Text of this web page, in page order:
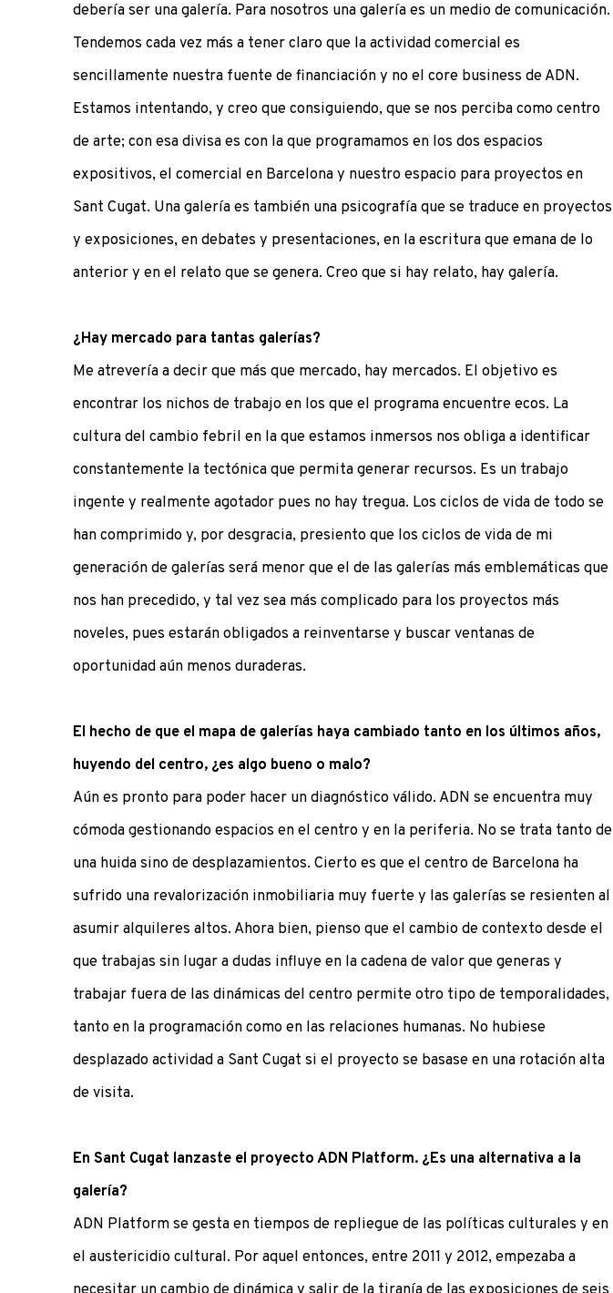
debería ser una galería. Para nosotros una galería es un medio de comunicación.
Tendemos cada vez más a tener claro que la actividad comercial es
sencillamente nuestra fuente de financiación y no el core business de ADN.
Estamos intentando, y creo que consiguiendo, que se nos perciba como centro
de arte; con esa divisa es con la que programamos en los dos espacios
expositivos, el comercial en Barcelona y nuestro espacio para proyectos en
Sant Cugat. Una galería es también una psicografía que se traduce en proyectos
y exposiciones, en debates y presentaciones, en la escritura que emana de lo
anterior y en el relato que se genera. Creo que si hay relato, hay galería.
¿Hay mercado para tantas galerías?
Me atrevería a decir que más que mercado, hay mercados. El objetivo es
encontrar los nichos de trabajo en los que el programa encuentre ecos. La
cultura del cambio febril en la que estamos inmersos nos obliga a identificar
constantemente la tectónica que permita generar recursos. Es un trabajo
ingente y realmente agotador pues no hay tregua. Los ciclos de vida de todo se
han comprimido y, por desgracia, presiento que los ciclos de vida de mi
generación de galerías será menor que el de las galerías más emblemáticas que
nos han precedido, y tal vez sea más complicado para los proyectos más
noveles, pues estarán obligados a reinventarse y buscar ventanas de
oportunidad aún menos duraderas.
El hecho de que el mapa de galerías haya cambiado tanto en los últimos años,
huyendo del centro, ¿es algo bueno o malo?
Aún es pronto para poder hacer un diagnóstico válido. ADN se encuentra muy
cómoda gestionando espacios en el centro y en la periferia. No se trata tanto de
una huida sino de desplazamientos. Cierto es que el centro de Barcelona ha
sufrido una revalorización inmobiliaria muy fuerte y las galerías se resienten al
asumir alquileres altos. Ahora bien, pienso que el cambio de contexto desde el
que trabajas sin lugar a dudas influye en la cadena de valor que generas y
trabajar fuera de las dinámicas del centro permite otro tipo de temporalidades,
tanto en la programación como en las relaciones humanas. No hubiese
desplazado actividad a Sant Cugat si el proyecto se basase en una rotación alta
de visita.
En Sant Cugat lanzaste el proyecto ADN Platform. ¿Es una alternativa a la
galería?
ADN Platform se gesta en tiempos de repliegue de las políticas culturales y en
el austericidio cultural. Por aquel entonces, entre 2011 y 2012, empezaba a